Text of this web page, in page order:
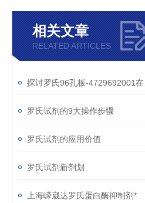
相关文章
RELATED ARTICLES
罗氏试剂的9大操作步骤
罗氏试剂的应用价值
罗氏试剂新剂划
上海嵘崴达罗氏蛋白酶抑制剂*